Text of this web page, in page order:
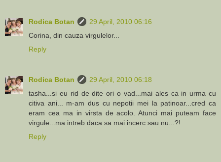
Rodica Botan
29 April, 2010 06:16
Corina, din cauza virgulelor...
Reply
Rodica Botan
29 April, 2010 06:18
tasha...si eu rid de dite ori o vad...mai ales ca in urma cu
citiva ani... m-am dus cu nepotii mei la patinoar...cred ca
eram cea ma in virsta de acolo. Atunci mai puteam face
virgule...ma intreb daca sa mai incerc sau nu...?!
Reply